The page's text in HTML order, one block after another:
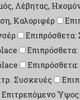
Λέβητας,
Καλοριφέρ
Συσκευές
Επιτρεπόμενο